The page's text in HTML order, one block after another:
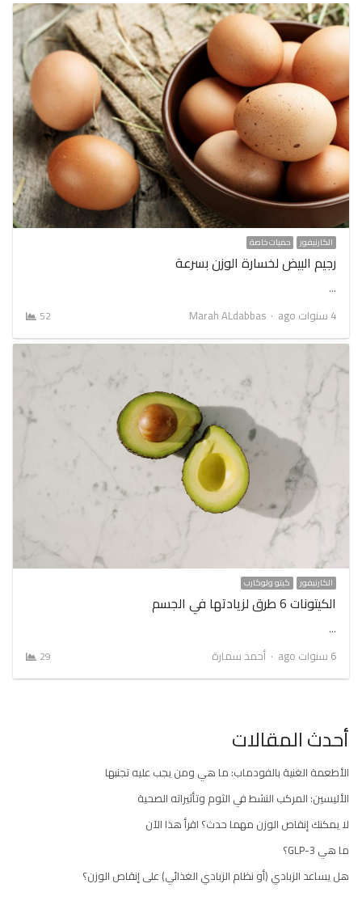
الكارنيفور حميات خاصة
رجيم البيض لخسارة الوزن بسرعة
…
4 سنوات ago
Author
Marah ALdabbas
52
الكارنيفور كيتو ولوكارب
الكيتونات 6 طرق لزيادتها في الجسم
…
6 سنوات ago
Author
أحمد سمارة 29
أحدث المقالات
الأطعمة الغنية بالفودماب: ما هي ومن يجب عليه تجنبها
الأليسين: المركب النشط في الثوم وتأثيراته الصحية
لا يمكنك إنقاص الوزن مهما حدث؟ اقرأ هذا الآن
ما هي GLP-3؟
هل يساعد الزبادي (أو نظام الزبادي الغذائي) على إنقاص الوزن؟